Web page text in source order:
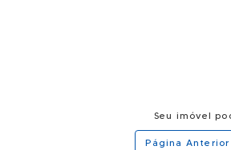
Seu imóvel
Página Anterior